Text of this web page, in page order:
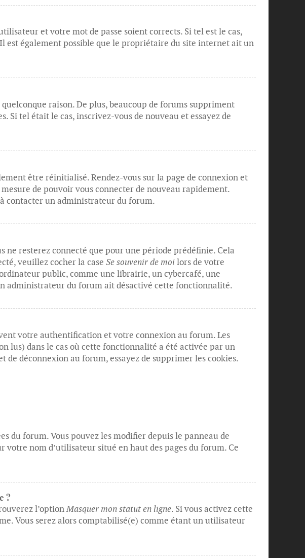
et votre mot de passe soient corrects. Si tel est le cas,
est également possible que le propriétaire du site internet ait un
raison. De plus, beaucoup de forums suppriment
tel était le cas, inscrivez-vous de nouveau et essayez de
être réinitialisé. Rendez-vous sur la page de connexion et
de pouvoir vous connecter de nouveau rapidement.
contacter un administrateur du forum.
ne resterez connecté que pour une période prédéfinie. Cela
veuillez cocher la case Se souvenir de moilors de votre
public, comme une librairie, un cybercafé, une
administrateur du forum ait désactivé cette fonctionnalité.
votre authentification et votre connexion au forum. Les
lus) dans le cas où cette fonctionnalité a été activée par un
déconnexion au forum, essayez de supprimer les cookies.
du forum. Vous pouvez les modifier depuis le panneau de
nom d’utilisateur situé en haut des pages du forum. Ce
?
l’optionMasquer mon statut en ligne. Si vous activez cette
Vous serez alors comptabilisé(e) comme étant un utilisateur